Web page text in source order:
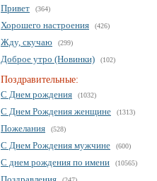
Привет (364)
Хорошего настроения (426)
Жду, скучаю (299)
Доброе утро (Новинки) (102)
Поздравительные:
С Днем рождения
(1032)
С Днем Рождения женщине (1313)
Пожелания (528)
С Днем Рождения мужчине (600)
С днем рождения по имени (10565)